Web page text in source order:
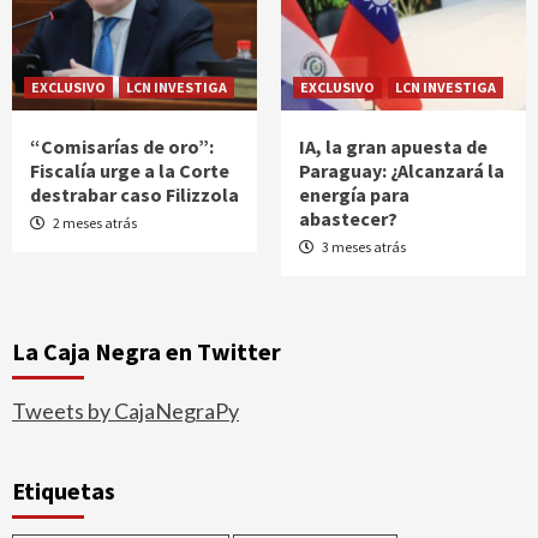
EXCLUSIVO LCN INVESTIGA
“Comisarías de oro”:
Fiscalía urge a la Corte
destrabar caso Filizzola
2 meses atrás
EXCLUSIVO LCN INVESTIGA
IA, la gran apuesta de
Paraguay: ¿Alcanzará la
energía para
abastecer?
3 meses atrás
La Caja Negra en Twitter
Tweets by CajaNegraPy
Etiquetas